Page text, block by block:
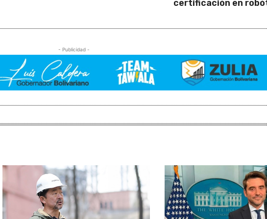
certificación en
- Publicidad -